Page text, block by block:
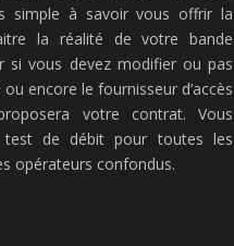
simple à savoir vous offrir la
la réalité de votre bande
si vous devez modifier ou pas
encore le fournisseur d’accès
votre contrat. Vous
test de débit pour toutes les
opérateurs confondus.